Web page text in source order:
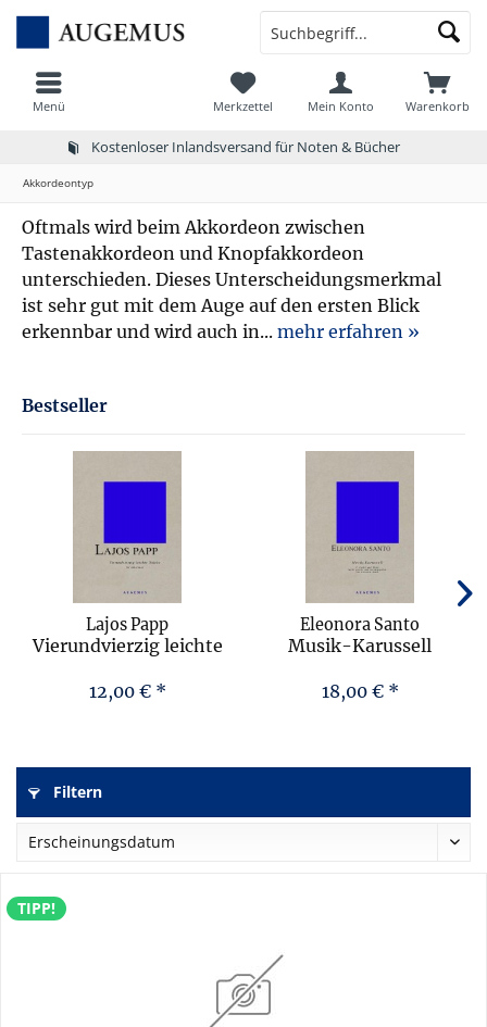
Kostenloser Inlandsversand für Noten & Bücher
Menü Warenkorb
Merkzettel Mein Konto
Akkordeontyp
Oftmals wird beim Akkordeon zwischen
Tastenakkordeon und Knopfakkordeon
unterschieden. Dieses Unterscheidungsmerkmal
ist sehr gut mit dem Auge auf den ersten Blick
erkennbar und wird auch in... mehr erfahren »
Bestseller
Lajos Papp
Vierundvierzig leichte
12,00 € *
Eleonora Santo
Musik-Karussell
18,00 € *
Filtern
TIPP!